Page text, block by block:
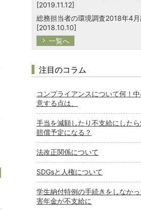
[2019.11.12]
総務担当者の環境調査2018年4月
[2018.10.10]
一覧へ
注目のコラム
コンプライアンスについて何！
意する点は、
手当を減額したり不支給にした
賠償予定になる？
法改正関係について
SDGsと人権について
学生納付特例の手続きをしなか
害年金が不支給に